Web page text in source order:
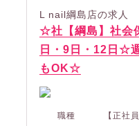
L nail綱島店の求人
☆社【綱島】社会
日・9日・12日☆
もOK☆
職種 【正社